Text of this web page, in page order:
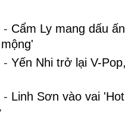
- Cẩm Ly mang dấu
- Yến Nhi trở lại V-
- Linh Sơn vào vai